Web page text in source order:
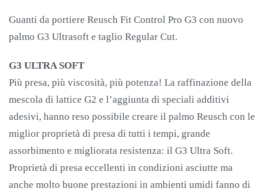
Guanti da portiere Reusch Fit Control Pro G3 con nuovo
palmo G3 Ultrasoft e taglio Regular Cut.
G3 ULTRA SOFT
Più presa, più viscosità, più potenza! La raffinazione della
mescola di lattice G2 e l’aggiunta di speciali additivi
adesivi, hanno reso possibile creare il palmo Reusch con le
miglior proprietà di presa di tutti i tempi, grande
assorbimento e migliorata resistenza: il G3 Ultra Soft.
Proprietà di presa eccellenti in condizioni asciutte ma
anche molto buone prestazioni in ambienti umidi fanno di